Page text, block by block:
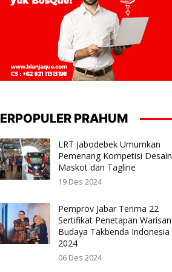
PRAHUM
LRT Jabodebek Umumkan
Pemenang Kompetisi Desain
Maskot dan Tagline
19 Des 2024
Pemprov Jabar Terima 22
Sertifikat Penetapan Warisan
Budaya Takbenda Indonesia
2024
06 Des 2024